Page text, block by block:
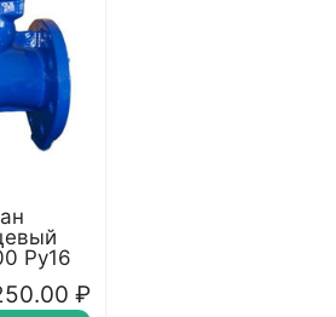
Ру16
₽